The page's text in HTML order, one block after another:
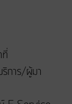
การ/ผู้มา